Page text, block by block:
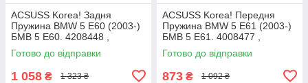
ACSUSS Korea! Задня
Пружина BMW 5 E60 (2003-)
БМВ 5 Е60. 4208448 ,
RC6693 , 996975. Аксусс
Корея
Готово до відправки
1 058 ₴ 1 323 ₴
ACSUSS Korea! Передня
Пружина BMW 5 E61 (2003-)
БМВ 5 Е61. 4008477 ,
RH3905. Аксусс Корея
Готово до відправки
873 ₴ 1 092 ₴